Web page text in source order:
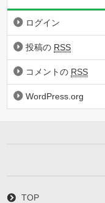
ログイン
投稿の RSS
コメントの RSS
WordPress.org
TOP